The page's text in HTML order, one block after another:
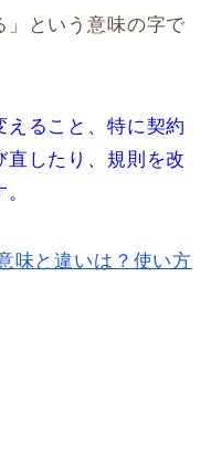
」という意味の字で
えること、特に契約
直したり、規則を改
味と違いは？使い方